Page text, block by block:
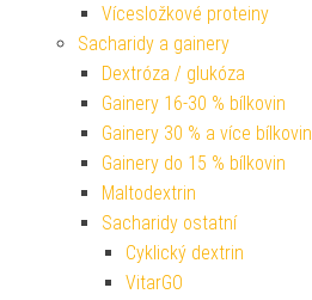
Vícesložkové proteiny
Sacharidy a gainery
Dextróza / glukóza
Gainery 16-30 % bílkovin
Gainery 30 % a více bílkovin
Gainery do 15 % bílkovin
Maltodextrin
Sacharidy ostatní
Cyklický dextrin
VitarGO